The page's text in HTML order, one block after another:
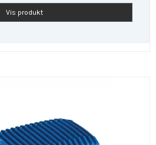
Vis produkt